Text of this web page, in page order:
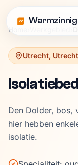
Warmzinnig
Home
Utrecht,
Den Dolder, bos,
hier hebben
isolatie.